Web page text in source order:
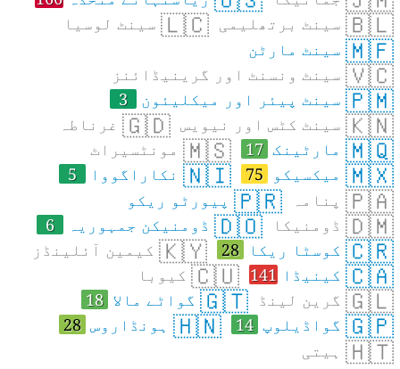
🇧🇱سینٹ برتھلیمی 🇱🇨سینٹ لوسیا
🇲🇫سینٹ مارٹن
🇻🇨سینٹ ونسنٹ اور گرینیڈائنز
🇵🇲سینٹ پیئر اور میکلیئون 3
🇰🇳سینٹ کٹس اور نیویس 🇬🇩غرناطہ
🇲🇶مارٹینک 17
🇲🇸مونٹسیراٹ
🇲🇽میکسیکو 75
🇳🇮نکاراگووا 5
🇵🇦پنامہ 🇵🇷پیورٹو ریکو
🇩🇲ڈومنیکا 🇩🇴ڈومنیکن جمہوریہ 6
🇨🇷کوسٹا ریکا 28
🇰🇾کیمین آئلینڈز
🇨🇦کینیڈا 141
🇨🇺کیوبا
🇬🇱گرین لینڈ 🇬🇹گواٹے مالا 18
🇬🇵گواڈیلوپ 14
🇭🇳ہونڈاروس 28
🇭🇹ہیتی